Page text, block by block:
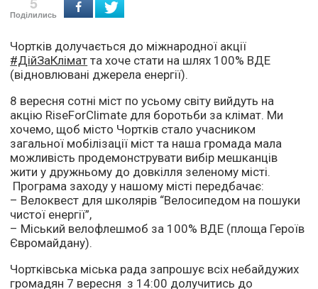
Поділились
Чортків долучається до міжнародної акції
#ДійЗаКлімат та хоче стати на шлях 100% ВДЕ
(відновлювані джерела енергії).
8 вересня сотні міст по усьому світу вийдуть на
акцію RiseForClimate для боротьби за клімат. Ми
хочемо, щоб місто Чортків стало учасником
загальної мобілізації містта наша громада мала
можливість продемонструвати вибір мешканців
жити у дружньому до довкілля зеленому місті.
Програма заходу у нашому місті передбачає:
– Велоквест для школярів “Велосипедом на пошуки
чистої енергії”,
– Міський велофлешмоб за 100% ВДЕ (площа Героїв
Євромайдану).
Чортківська міська рада запрошує всіх небайдужих
громадян 7 вересня з 14:00 долучитись до